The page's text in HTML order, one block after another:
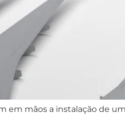
em mãos a instalação